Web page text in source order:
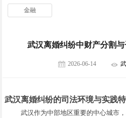
金融
武汉离婚纠纷中财产分割
2026-06-14
武汉离婚纠纷的司法环境与实践
武汉作为中部地区重要的中心城市